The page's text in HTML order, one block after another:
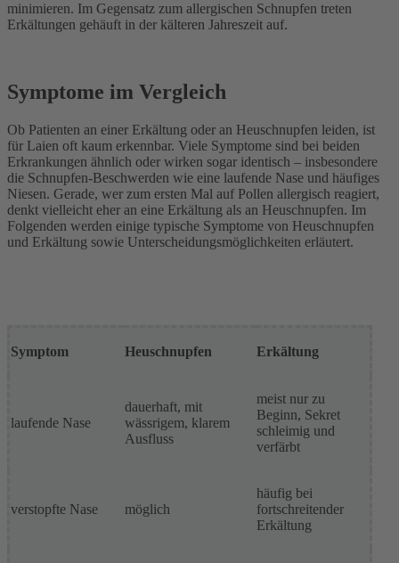
minimieren. Im Gegensatz zum allergischen Schnupfen treten
Erkältungen gehäuft in der kälteren Jahreszeit auf.
Symptome im Vergleich
Ob Patienten an einer Erkältung oder an Heuschnupfen leiden, ist
für Laien oft kaum erkennbar. Viele Symptome sind bei beiden
Erkrankungen ähnlich oder wirken sogar identisch – insbesondere
die Schnupfen-Beschwerden wie eine laufende Nase und häufiges
Niesen. Gerade, wer zum ersten Mal auf Pollen allergisch reagiert,
denkt vielleicht eher an eine Erkältung als an Heuschnupfen. Im
Folgenden werden einige typische Symptome von Heuschnupfen
und Erkältung sowie Unterscheidungsmöglichkeiten erläutert.
Symptom Heuschnupfen Erkältung
laufende Nase
dauerhaft, mit
wässrigem, klarem
Ausfluss
meist nur zu
Beginn, Sekret
schleimig und
verfärbt
verstopfte Nase möglich
häufig bei
fortschreitender
Erkältung